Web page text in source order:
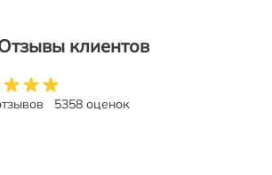
клиентов
5358 оценок